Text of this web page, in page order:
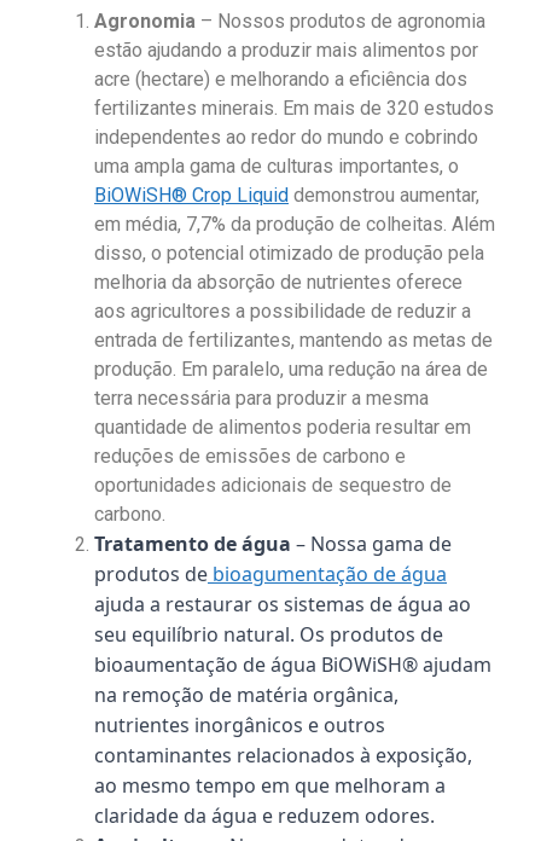
Agronomia – Nossos produtos de agronomia
estão ajudando a produzir mais alimentos por
acre (hectare) e melhorando a eficiência dos
fertilizantes minerais. Em mais de 320 estudos
independentes ao redor do mundo e cobrindo
uma ampla gama de culturas importantes, o
BiOWiSH® Crop Liquid demonstrou aumentar,
em média, 7,7% da produção de colheitas. Além
disso, o potencial otimizado de produção pela
melhoria da absorção de nutrientes oferece
aos agricultores a possibilidade de reduzir a
entrada de fertilizantes, mantendo as metas de
produção. Em paralelo, uma redução na área de
terra necessária para produzir a mesma
quantidade de alimentos poderia resultar em
reduções de emissões de carbono e
oportunidades adicionais de sequestro de
carbono.
Tratamento de água – Nossa gama de
produtos de bioagumentação de água
ajuda a restaurar os sistemas de água ao
seu equilíbrio natural. Os produtos de
bioaumentação de água BiOWiSH® ajudam
na remoção de matéria orgânica,
nutrientes inorgânicos e outros
contaminantes relacionados à exposição,
ao mesmo tempo em que melhoram a
claridade da água e reduzem odores.